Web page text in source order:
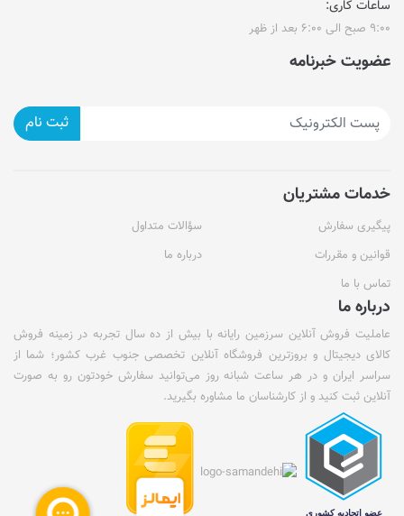
ساعات کاری:
۹:۰۰ صبح الی ۶:۰۰ بعد از ظهر
عضویت خبرنامه
ثبت نام
خدمات مشتریان
پیگیری سفارش
سؤالات متداول
قوانین و مقررات
درباره ما
تماس با ما
درباره ما
عاملیت فروش آنلاین سرزمین رایانه با بیش از ده سال تجربه در زمینه فروش
کالای دیجیتال و بروزترین فروشگاه آنلاین تخصصی جنوب غرب کشور؛ شما از
سراسر ایران و در هر ساعت شبانه روز می‌توانید سفارش خودتون رو به صورت
آنلاین ثبت کنید و از کارشناسان ما مشاوره بگیرید.